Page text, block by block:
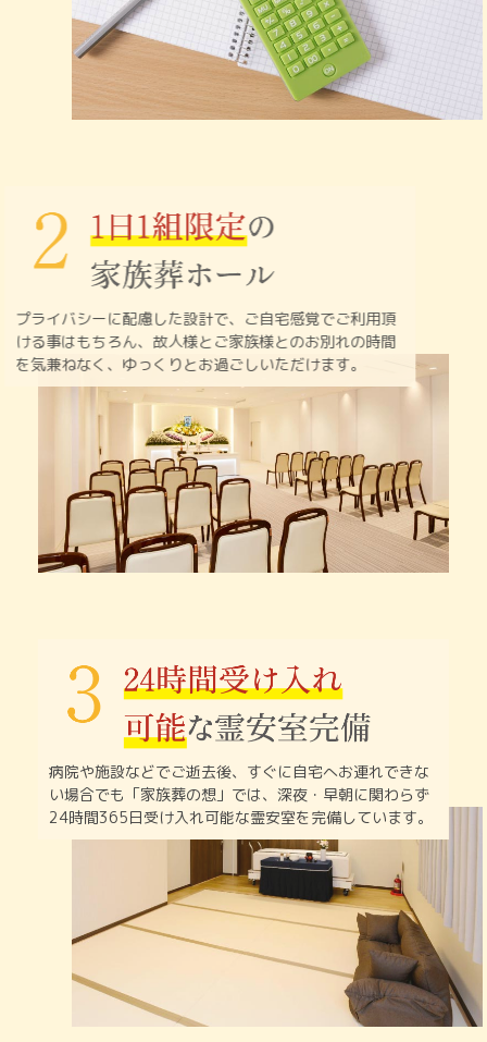
プライバシーに配慮した設計で、ご自宅感覚でご利用頂
ける事はもちろん、故人様とご家族様とのお別れの時間
を気兼ねなく、ゆっくりとお過ごしいただけます。
病院や施設などでご逝去後、すぐに自宅へお連れできな
い場合でも「家族葬の想」では、深夜・早朝に関わらず
24時間365日受け入れ可能な霊安室を完備しています。